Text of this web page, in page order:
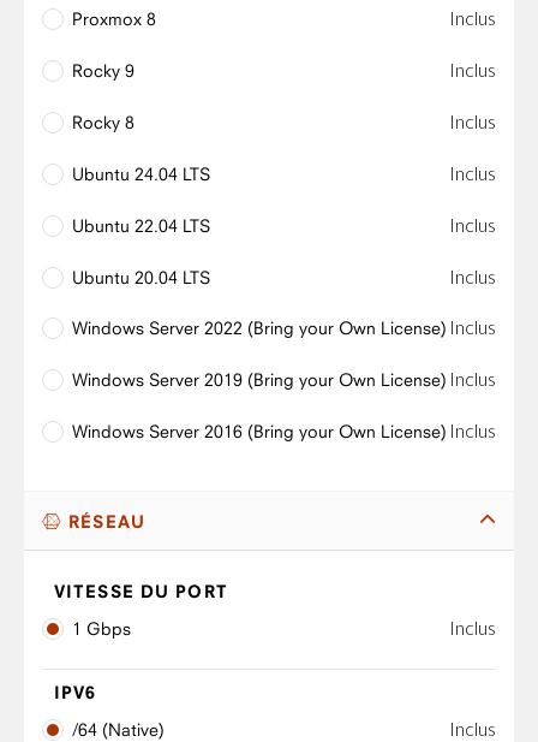
Proxmox 8 Inclus
Rocky 9 Inclus
Rocky 8 Inclus
Ubuntu 24.04 LTS Inclus
Ubuntu 22.04 LTS Inclus
Ubuntu 20.04 LTS Inclus
Windows Server 2022 (Bring your Own License) Inclus
Windows Server 2019 (Bring your Own License) Inclus
Windows Server 2016 (Bring your Own License) Inclus
RÉSEAU
VITESSE DU PORT
1 Gbps
Inclus
IPV6
/64 (Native)
Inclus